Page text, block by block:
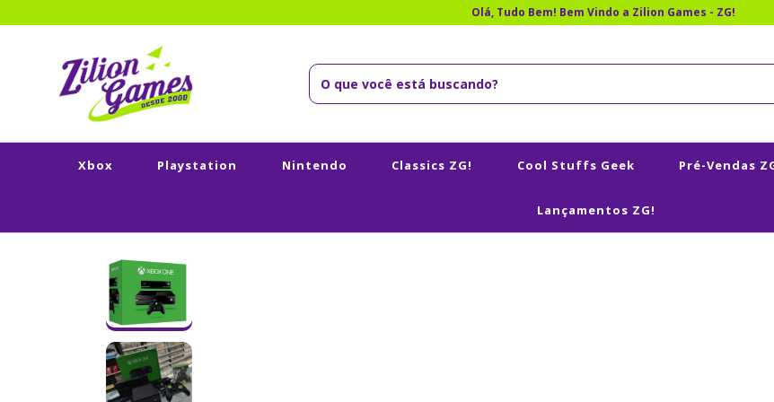
Olá, Tudo Bem! Bem Vindo a Zilion Games - ZG!
Xbox Playstation Nintendo Classics ZG! Cool Stuffs Geek Pré-Vendas
Lançamentos ZG!